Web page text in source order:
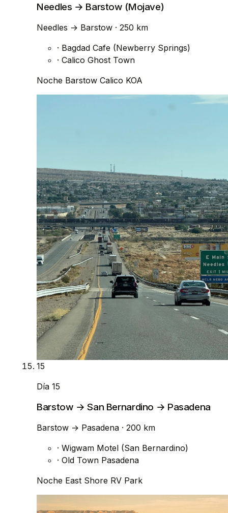
Needles → Barstow (Mojave)
Needles → Barstow · 250 km
· Bagdad Cafe (Newberry Springs)
· Calico Ghost Town
Noche Barstow Calico KOA
15
Día 15
Barstow → San Bernardino → Pasadena
Barstow → Pasadena · 200 km
· Wigwam Motel (San Bernardino)
· Old Town Pasadena
Noche East Shore RV Park